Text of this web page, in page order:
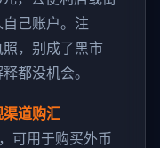
己账户。注
，别成了黑市
都没机会。
道购汇
可用于购买外币